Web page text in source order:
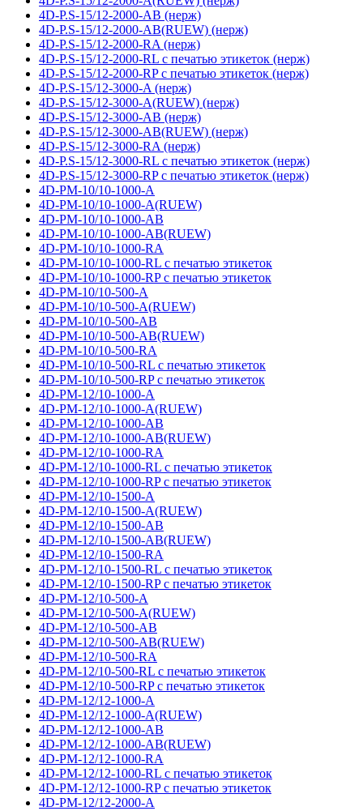
4D-P.S-15/12-2000-AB (нерж)
4D-P.S-15/12-2000-AB(RUEW) (нерж)
4D-P.S-15/12-2000-RA (нерж)
4D-P.S-15/12-2000-RL с печатью этикеток (нерж)
4D-P.S-15/12-2000-RP с печатью этикеток (нерж)
4D-P.S-15/12-3000-A (нерж)
4D-P.S-15/12-3000-A(RUEW) (нерж)
4D-P.S-15/12-3000-AB (нерж)
4D-P.S-15/12-3000-AB(RUEW) (нерж)
4D-P.S-15/12-3000-RA (нерж)
4D-P.S-15/12-3000-RL с печатью этикеток (нерж)
4D-P.S-15/12-3000-RP с печатью этикеток (нерж)
4D-PM-10/10-1000-A
4D-PM-10/10-1000-A(RUEW)
4D-PM-10/10-1000-AB
4D-PM-10/10-1000-AB(RUEW)
4D-PM-10/10-1000-RA
4D-PM-10/10-1000-RL с печатью этикеток
4D-PM-10/10-1000-RP с печатью этикеток
4D-PM-10/10-500-A
4D-PM-10/10-500-A(RUEW)
4D-PM-10/10-500-AB
4D-PM-10/10-500-AB(RUEW)
4D-PM-10/10-500-RA
4D-PM-10/10-500-RL с печатью этикеток
4D-PM-10/10-500-RP с печатью этикеток
4D-PM-12/10-1000-A
4D-PM-12/10-1000-A(RUEW)
4D-PM-12/10-1000-AB
4D-PM-12/10-1000-AB(RUEW)
4D-PM-12/10-1000-RA
4D-PM-12/10-1000-RL с печатью этикеток
4D-PM-12/10-1000-RP с печатью этикеток
4D-PM-12/10-1500-A
4D-PM-12/10-1500-A(RUEW)
4D-PM-12/10-1500-AB
4D-PM-12/10-1500-AB(RUEW)
4D-PM-12/10-1500-RA
4D-PM-12/10-1500-RL с печатью этикеток
4D-PM-12/10-1500-RP с печатью этикеток
4D-PM-12/10-500-A
4D-PM-12/10-500-A(RUEW)
4D-PM-12/10-500-AB
4D-PM-12/10-500-AB(RUEW)
4D-PM-12/10-500-RA
4D-PM-12/10-500-RL с печатью этикеток
4D-PM-12/10-500-RP с печатью этикеток
4D-PM-12/12-1000-A
4D-PM-12/12-1000-A(RUEW)
4D-PM-12/12-1000-AB
4D-PM-12/12-1000-AB(RUEW)
4D-PM-12/12-1000-RA
4D-PM-12/12-1000-RL с печатью этикеток
4D-PM-12/12-1000-RP с печатью этикеток
4D-PM-12/12-2000-A